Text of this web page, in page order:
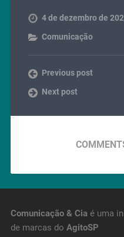
4 de dezembro de
Comunicação
Previous post
Next post
Comunicação & Ciaé uma
de marcas do AgitoSP